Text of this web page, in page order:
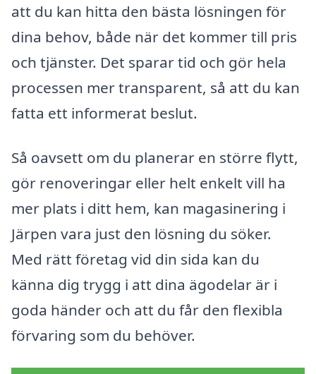
att du kan hitta den bästa lösningen för
dina behov, både när det kommer till pris
och tjänster. Det sparar tid och gör hela
processen mer transparent, så att du kan
fatta ett informerat beslut.
Så oavsett om du planerar en större flytt,
gör renoveringar eller helt enkelt vill ha
mer plats i ditt hem, kan magasinering i
Järpen vara just den lösning du söker.
Med rätt företag vid din sida kan du
känna dig trygg i att dina ägodelar är i
goda händer och att du får den flexibla
förvaring som du behöver.